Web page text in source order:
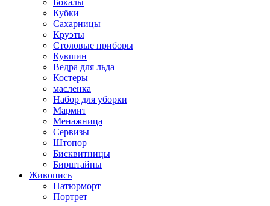
Бокалы
Кубки
Сахарницы
Круэты
Столовые приборы
Кувшин
Ведра для льда
Костеры
масленка
Набор для уборки
Мармит
Менажница
Сервизы
Штопор
Бисквитницы
Бирштайны
Живопись
Натюрморт
Портрет